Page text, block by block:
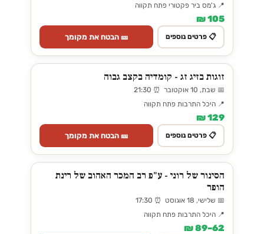
📍 ג'מס ביר פקטורי פתח תקווה
105 ₪
📋 פרטים נוספים 🎫 הבטח את מקומך
זוגות בזיג זג - קומדיה בקצב גבוה
📅 שבת, 10 אוקטובר ⏰ 21:30
📍 היכל התרבות פתח תקווה
129 ₪
📋 פרטים נוספים 🎫 הבטח את מקומך
הסינור של רוני - ע"פ רב המכר האהוב של רינת
הופר
📅 שלישי, 18 אוגוסט ⏰ 17:30
📍 היכל התרבות פתח תקווה
62–89 ₪